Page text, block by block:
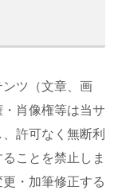
ツ（文章、画
肖像権等は当サ
許可なく無断利
ことを禁止しま
・加筆修正する